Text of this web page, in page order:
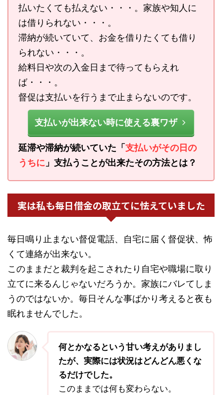
払いたくても払えない・・・。家族や知人に
は借りられない・・・。
滞納が続いていて、お金を借りたくても借り
られない・・・。
給料日や次の入金日まで待ってもらえれ
ば・・・。
督促は支払いを行うまで止まらないのです。
支払いが出来ない時に使える裏ワザ
延滞や滞納が続いていた「 支払いがその日の
うちに 」支払うことが出来たその方法とは？
実は私も毎日借金の取立てに怯えていました
毎日鳴り止まない督促電話、自宅に届く督促状、怖
くて連絡が出来ない。
このままだと裁判を起こされたり自宅や職場に取り
立てに来るんじゃないだろうか。家族にバレてしま
うのではないか。毎日そんな事ばかり考えると夜も
眠れませんでした。
何とかなるという甘い考えがありまし
たが、実際には状況はどんどん悪くな
るだけでした。
このままでは何も変わらない。